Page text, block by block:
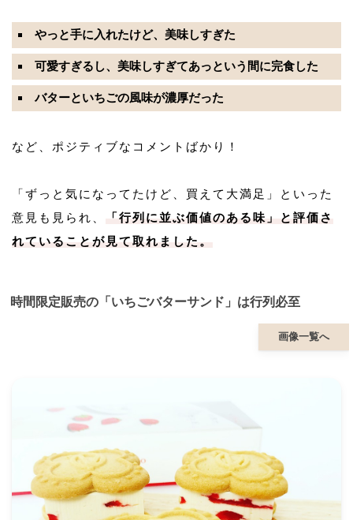
やっと手に入れたけど、美味しすぎた
可愛すぎるし、美味しすぎてあっという間に完食した
バターといちごの風味が濃厚だった
など、ポジティブなコメントばかり！
「ずっと気になってたけど、買えて大満足」といった
意見も見られ、
「行列に並ぶ価値のある味」と評価さ
れていることが見て取れました。
時間限定販売の「いちごバターサンド」は行列必至
画像一覧へ